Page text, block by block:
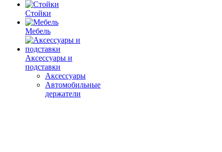
Стойки
Мебель
Аксессуары и
подставки
Аксессуары
Автомобильные
держатели